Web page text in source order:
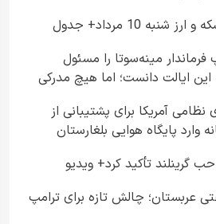
10 مرداد+ جدول
مینه‌سوتا را مسئول
ایالت دانست؛ اما هیچ مدرکی
آمریکا برای پشتیبانی از
وارد پایگاه هوایی بلغارستان
گرینلند تأکید کرد+ ویدیو
عربستان؛ چالش تازه برای ترامپ